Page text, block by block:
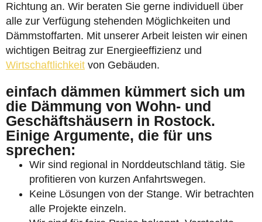
Richtung an. Wir beraten Sie gerne individuell über
alle zur Verfügung stehenden Möglichkeiten und
Dämmstoffarten. Mit unserer Arbeit leisten wir einen
wichtigen Beitrag zur Energieeffizienz und
Wirtschaftlichkeit von Gebäuden.
einfach dämmen kümmert sich um
die Dämmung von Wohn- und
Geschäftshäusern in Rostock.
Einige Argumente, die für uns
sprechen:
Wir sind regional in Norddeutschland tätig. Sie
profitieren von kurzen Anfahrtswegen.
Keine Lösungen von der Stange. Wir betrachten
alle Projekte einzeln.